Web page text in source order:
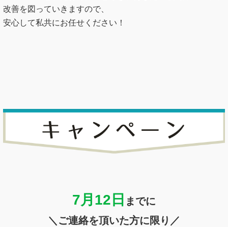
改善を図っていきますので、
安心して私共にお任せください！
7月12 日 までに
＼ご連絡を頂いた方に限り／